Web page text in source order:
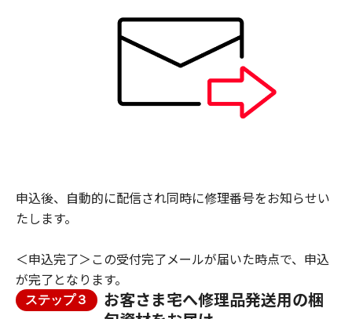
申込後、自動的に配信され同時に修理番号をお知らせい
たします。
＜申込完了＞この受付完了メールが届いた時点で、申込
が完了となります。
ステップ３
お客さま宅へ修理品発送用の梱